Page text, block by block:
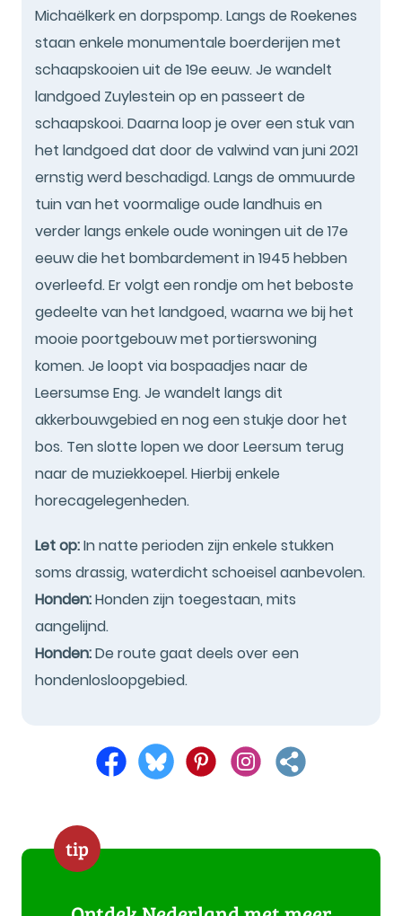
Michaëlkerk en dorpspomp. Langs de Roekenes
staan enkele monumentale boerderijen met
schaapskooien uit de 19e eeuw. Je wandelt
landgoed Zuylestein op en passeert de
schaapskooi. Daarna loop je over een stuk van
het landgoed dat door de valwind van juni 2021
ernstig werd beschadigd. Langs de ommuurde
tuin van het voormalige oude landhuis en
verder langs enkele oude woningen uit de 17e
eeuw die het bombardement in 1945 hebben
overleefd. Er volgt een rondje om het beboste
gedeelte van het landgoed, waarna we bij het
mooie poortgebouw met portierswoning
komen. Je loopt via bospaadjes naar de
Leersumse Eng. Je wandelt langs dit
akkerbouwgebied en nog een stukje door het
bos. Ten slotte lopen we door Leersum terug
naar de muziekkoepel. Hierbij enkele
horecagelegenheden.
Let op:In natte perioden zijn enkele stukken
soms drassig, waterdicht schoeisel aanbevolen.
Honden:Honden zijn toegestaan, mits
aangelijnd.
Honden:De route gaat deels over een
hondenlosloopgebied.
tip